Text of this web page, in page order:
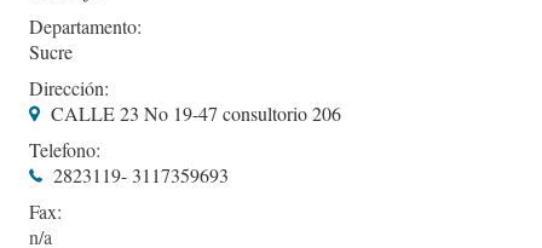
Departamento:
Sucre
Dirección:
CALLE 23 No 19-47 consultorio 206
Telefono:
2823119- 3117359693
Fax: